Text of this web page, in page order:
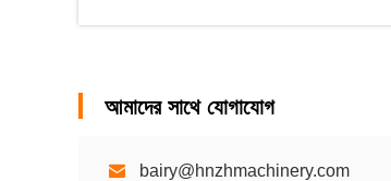
আমাদের সাথে যোগাযোগ
bairy@hnzhmachinery.com